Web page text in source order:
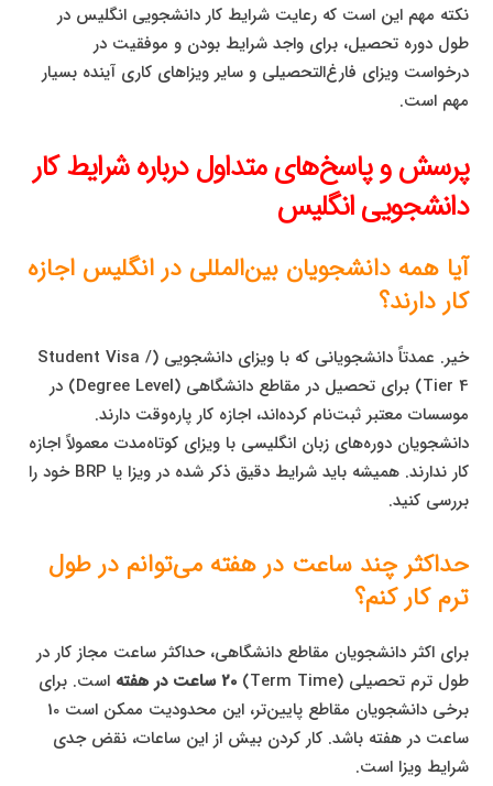
نکته مهم این است که رعایت شرایط کار دانشجویی انگلیس در
طول دوره تحصیل، برای واجد شرایط بودن و موفقیت در
درخواست ویزای فارغ‌التحصیلی و سایر ویزاهای کاری آینده بسیار
مهم است.
پرسش و پاسخ‌های متداول درباره شرایط کار
دانشجویی انگلیس
آیا همه دانشجویان بین‌المللی در انگلیس اجازه
کار دارند؟
خیر. عمدتاً دانشجویانی که با ویزای دانشجویی (Student Visa /
Tier 4) برای تحصیل در مقاطع دانشگاهی (Degree Level) در
موسسات معتبر ثبت‌نام کرده‌اند، اجازه کار پاره‌وقت دارند.
دانشجویان دوره‌های زبان انگلیسی با ویزای کوتاه‌مدت معمولاً اجازه
کار ندارند. همیشه باید شرایط دقیق ذکر شده در ویزا یا BRP خود را
بررسی کنید.
حداکثر چند ساعت در هفته می‌توانم در طول
ترم کار کنم؟
برای اکثر دانشجویان مقاطع دانشگاهی، حداکثر ساعت مجاز کار در
طول ترم تحصیلی (Term Time)
20 ساعت در هفته
است. برای
برخی دانشجویان مقاطع پایین‌تر، این محدودیت ممکن است 10
ساعت در هفته باشد. کار کردن بیش از این ساعات، نقض جدی
شرایط ویزا است.